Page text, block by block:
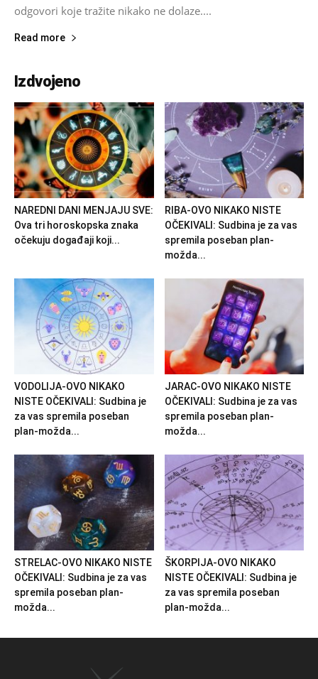
odgovori koje tražite nikako ne dolaze....
Read more
Izdvojeno
NAREDNI DANI MENJAJU SVE:
Ova tri horoskopska znaka
očekuju događaji koji...
RIBA-OVO NIKAKO NISTE
OČEKIVALI: Sudbina je za vas
spremila poseban plan-
možda...
VODOLIJA-OVO NIKAKO
NISTE OČEKIVALI: Sudbina je
za vas spremila poseban
plan-možda...
JARAC-OVO NIKAKO NISTE
OČEKIVALI: Sudbina je za vas
spremila poseban plan-
možda...
STRELAC-OVO NIKAKO NISTE
OČEKIVALI: Sudbina je za vas
spremila poseban plan-
možda...
ŠKORPIJA-OVO NIKAKO
NISTE OČEKIVALI: Sudbina je
za vas spremila poseban
plan-možda...